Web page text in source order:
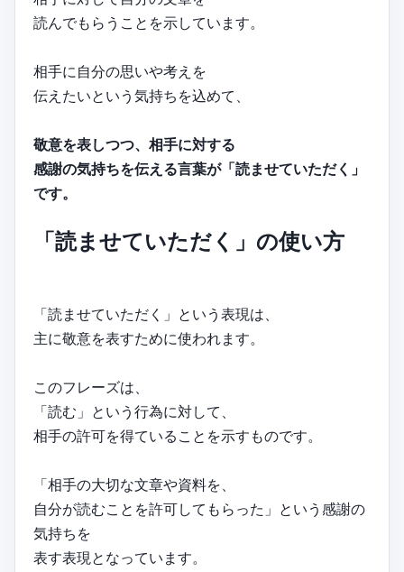
読んでもらうことを示しています。
相手に自分の思いや考えを
伝えたいという気持ちを込めて、
敬意を表しつつ、相手に対する
感謝の気持ちを伝える言葉が「読ませていただく」
です。
「読ませていただく」の使い方
「読ませていただく」という表現は、
主に敬意を表すために使われます。
このフレーズは、
「読む」という行為に対して、
相手の許可を得ていることを示すものです。
「相手の大切な文章や資料を、
自分が読むことを許可してもらった」という感謝の
気持ちを
表す表現となっています。